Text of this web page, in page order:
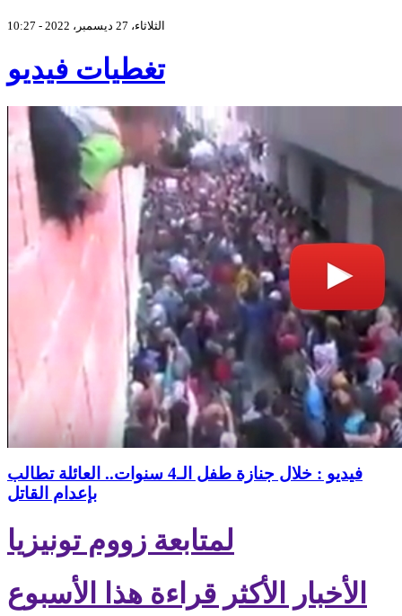
الثلاثاء، 27 ديسمبر، 2022 - 10:27
تغطيات فيديو
فيديو : خلال جنازة طفل الـ4 سنوات.. العائلة تطالب
بإعدام القاتل
لمتابعة زووم تونيزيا
الأخبار الأكثر قراءة هذا الأسبوع